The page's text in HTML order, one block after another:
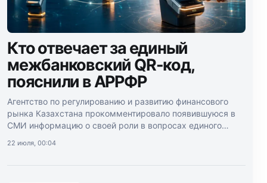
Кто отвечает за единый
межбанковский QR-код,
пояснили в АРРФР
Агентство по регулированию и развитию финансового
рынка Казахстана прокомментировало появившуюся в
СМИ информацию о своей роли в вопросах единого
22 июля, 00:04